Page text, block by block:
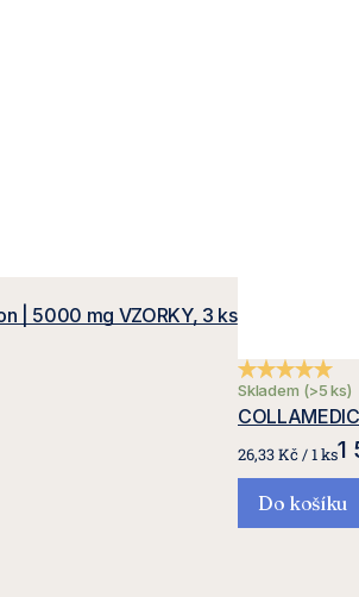
| 5000 mg VZORKY, 3 ks
Průměrné
Skladem (>5 ks)
1
Měrná
cena:
26,33 Kč / 1 ks
Do košíku